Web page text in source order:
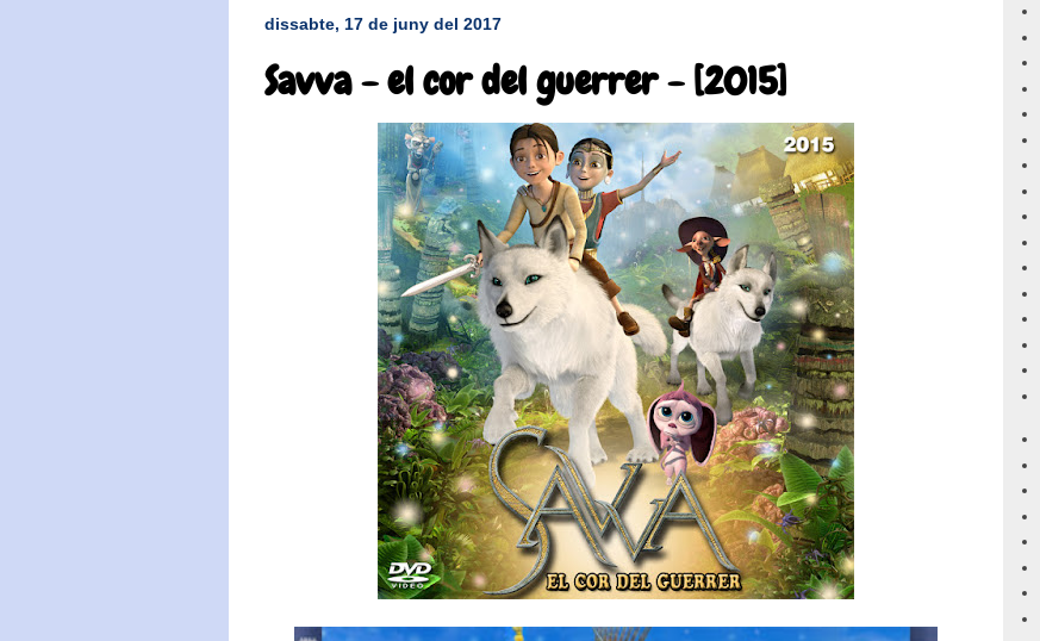
dissabte, 17 de juny del 2017
Savva - el cor del guerrer - [2015]